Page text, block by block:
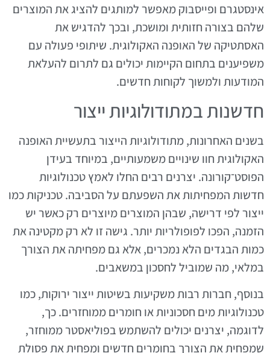
אינסטגרם ופייסבוק מאפשר למותגים להציג את המוצרים
שלהם בצורה חזותית ומושכת, ובכך להדגיש את
האסתטיקה של האופנה האקולוגית. שיתופי פעולה עם
משפיענים בתחום הקיימות יכולים גם לתרום להעלאת
המודעות ולמשוך לקוחות חדשים.
חדשנות במתודולוגיות ייצור
בשנים האחרונות, מתודולוגיות הייצור בתעשיית האופנה
האקולוגית חוו שינויים משמעותיים, במיוחד בעידן
הפוסט־קורונה. יצרנים רבים החלו לאמץ טכנולוגיות
חדשות המפחיתות את השפעתם על הסביבה. טכניקות כמו
ייצור לפי דרישה, שבהן המוצרים מיוצרים רק כאשר יש
הזמנה, הפכו לפופולריות יותר. גישה זו לא רק מקטינה את
כמות הבגדים הלא נמכרים, אלא גם מפחיתה את הצורך
במלאי, מה שמוביל לחסכון במשאבים.
בנוסף, חברות רבות משקיעות בשיטות ייצור ירוקות, כמו
טכנולוגיות מים חסכוניות או חומרים ממוחזרים. כך,
לדוגמה, יצרנים יכולים להשתמש בפוליאסטר ממוחזר,
שמפחית את הצורך בחומרים חדשים ומפחית את פסולת